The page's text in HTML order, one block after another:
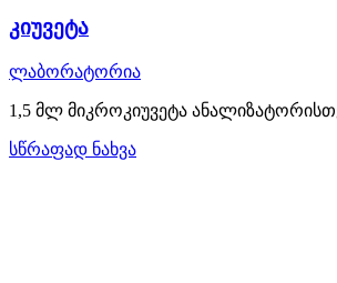
კიუვეტა
ლაბორატორია
1,5 მლ მიკროკიუვეტა
სწრაფად ნახვა